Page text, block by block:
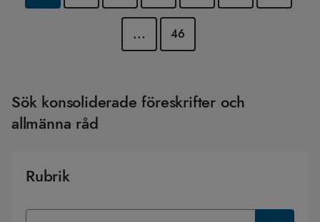
... 46
Sök konsoliderade föreskrifter och
allmänna råd
Rubrik